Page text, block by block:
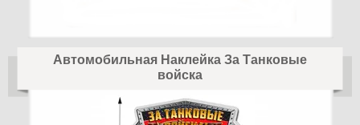
Автомобильная Наклейка За Танковые
войска